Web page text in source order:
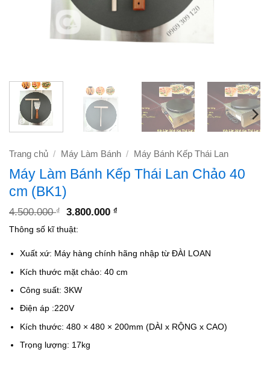
Trang chủ / Máy Làm Bánh / Máy Bánh Kếp Thái Lan
Máy Làm Bánh Kếp Thái Lan Chảo 40
cm (BK1)
4.500.000₫
Giá
là:
3.800.000₫
3.800.000 ₫.
Thông số kĩ thuật:
Xuất xứ: Máy hàng chính hãng nhập từ ĐÀI LOAN
Kích thước mặt chảo: 40 cm
Công suất: 3KW
Điện áp :220V
Kích thước: 480 × 480 × 200mm (DÀI x RỘNG x CAO)
Trọng lượng: 17kg